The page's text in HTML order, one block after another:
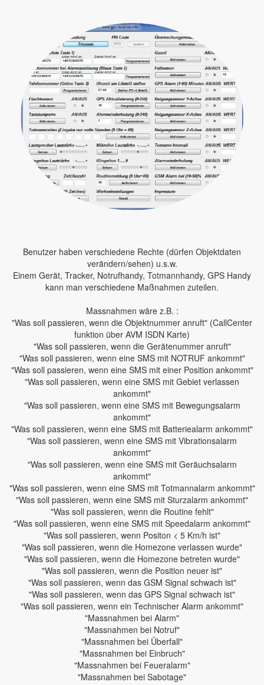
Benutzer haben verschiedene Rechte (dürfen Objektdaten
verändern/sehen) u.s.w.
Einem Gerät, Tracker, Notrufhandy, Totmannhandy, GPS Handy
kann man verschiedene Maßnahmen zuteilen.
Massnahmen wäre z.B. :
"Was soll passieren, wenn die Objektnummer anruft" (CallCenter
funktion über AVM ISDN Karte)
"Was soll passieren, wenn die Gerätenummer anruft"
"Was soll passieren, wenn eine SMS mit NOTRUF ankommt"
"Was soll passieren, wenn eine SMS mit einer Position ankommt"
"Was soll passieren, wenn eine SMS mit Gebiet verlassen
ankommt"
"Was soll passieren, wenn eine SMS mit Bewegungsalarm
ankommt"
"Was soll passieren, wenn eine SMS mit Batteriealarm ankommt"
"Was soll passieren, wenn eine SMS mit Vibrationsalarm
ankommt"
"Was soll passieren, wenn eine SMS mit Geräuchsalarm
ankommt"
"Was soll passieren, wenn eine SMS mit Totmannalarm ankommt"
"Was soll passieren, wenn eine SMS mit Sturzalarm ankommt"
"Was soll passieren, wenn die Routine fehlt"
"Was soll passieren, wenn eine SMS mit Speedalarm ankommt"
"Was soll passieren, wenn Positon < 5 Km/h ist"
"Was soll passieren, wenn die Homezone verlassen wurde"
"Was soll passieren, wenn die Homezone betreten wurde"
"Was soll passieren, wenn die Position neuer ist"
"Was soll passieren, wenn das GSM Signal schwach ist"
"Was soll passieren, wenn das GPS Signal schwach ist"
"Was soll passieren, wenn ein Technischer Alarm ankommt"
"Massnahmen bei Alarm"
"Massnahmen bei Notruf"
"Massnahmen bei Überfall"
"Massnahmen bei Einbruch"
"Massnahmen bei Feueralarm"
"Massnahmen bei Sabotage"